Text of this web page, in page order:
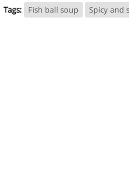
Tags: Fish ball soup Spicy and